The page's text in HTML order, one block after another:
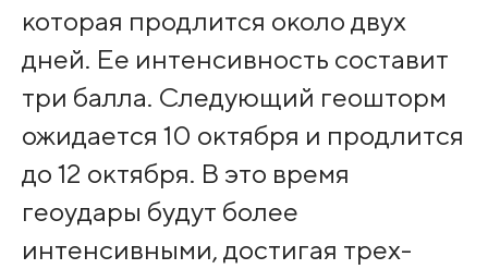
которая продлится около двух
дней. Ее интенсивность составит
три балла. Следующий геошторм
ожидается 10 октября и продлится
до 12 октября. В это время
геоудары будут более
интенсивными, достигая трех-